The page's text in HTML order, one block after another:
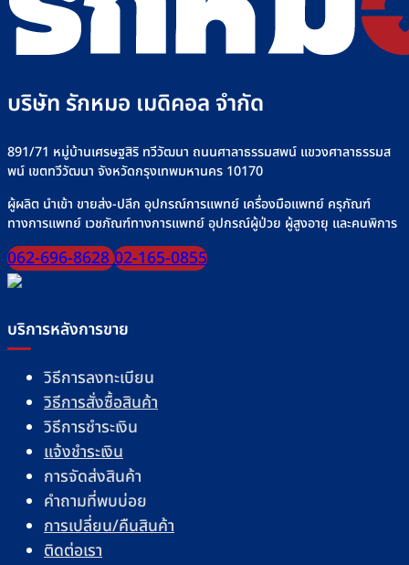
Rakmor
จำหน่าย
เครื่
น้ำ
ทาง
สาย
มื้อ
บริษัท รักหมอ เมดิคอล จำกัด
891/71 หมู่บ้านเศรษฐสิริ ทวีวัฒนา ถนนศาลาธรรมสพน์ แขวงศาลาธรรมส
พน์ เขตทวีวัฒนา จังหวัดกรุงเทพมหานคร 10170
ผู้ผลิต นำเข้า ขายส่ง-ปลีก อุปกรณ์การแพทย์ เครื่องมือแพทย์ ครุภัณฑ์
ทางการแพทย์ เวชภัณฑ์ทางการแพทย์ อุปกรณ์ผู้ป่วย ผู้สูงอายุ และคนพิการ
062-696-862802-165-0855
บริการหลังการขาย
วิธีการลงทะเบียน
วิธีการสั่งซื้อสินค้า
วิธีการชำระเงิน
แจ้งชำระเงิน
การจัดส่งสินค้า
คำถามที่พบบ่อย
การเปลี่ยน/คืนสินค้า
ติดต่อเรา